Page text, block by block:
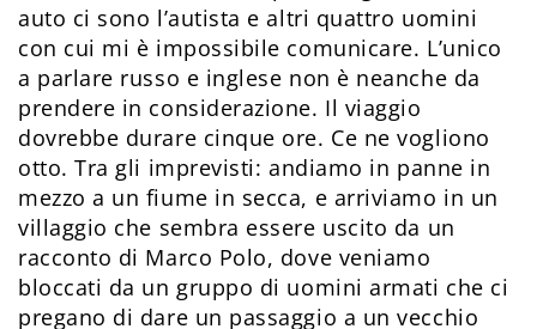
auto ci sono l’autista e altri quattro uomini
con cui mi è impossibile comunicare. L’unico
a parlare russo e inglese non è neanche da
prendere in considerazione. Il viaggio
dovrebbe durare cinque ore. Ce ne vogliono
otto. Tra gli imprevisti: andiamo in panne in
mezzo a un fiume in secca, e arriviamo in un
villaggio che sembra essere uscito da un
racconto di Marco Polo, dove veniamo
bloccati da un gruppo di uomini armati che ci
pregano di dare un passaggio a un vecchio